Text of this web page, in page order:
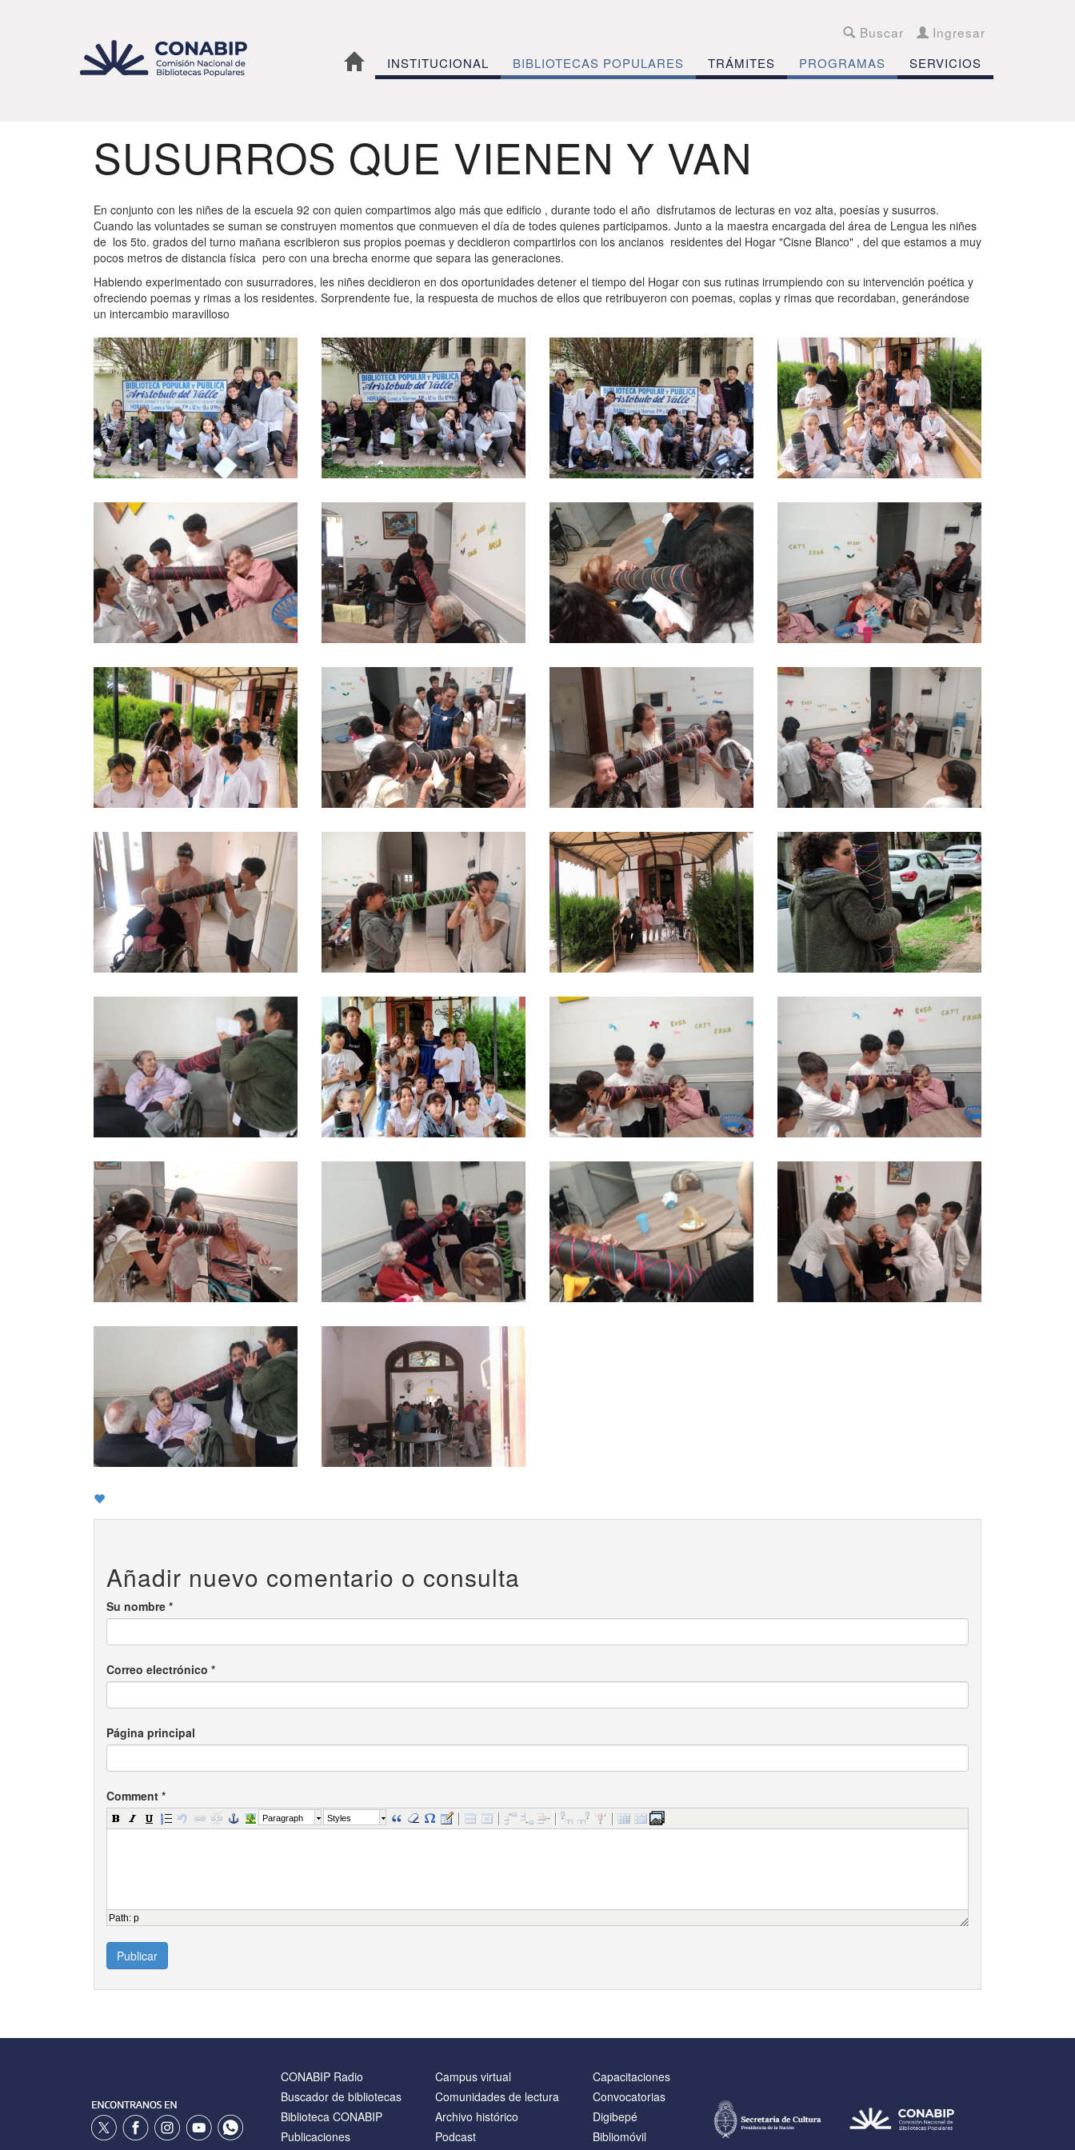
INSTITUCIONAL BIBLIOTECAS POPULARES TRÁMITES PROGRAMAS SERVICIOS
Buscar Ingresar
SUSURROS QUE VIENEN Y VAN
En conjunto con les niñes de la escuela 92 con quien compartimos algo más que edificio , durante todo el año disfrutamos de lecturas en voz alta, poesías y susurros.
Cuando las voluntades se suman se construyen momentos que conmueven el día de todes quienes participamos. Junto a la maestra encargada del área de Lengua les niñes
de los 5to. grados del turno mañana escribieron sus propios poemas y decidieron compartirlos con los ancianos residentes del Hogar "Cisne Blanco" , del que estamos a muy
pocos metros de distancia física pero con una brecha enorme que separa las generaciones.
Habiendo experimentado con susurradores, les niñes decidieron en dos oportunidades detener el tiempo del Hogar con sus rutinas irrumpiendo con su intervención poética y
ofreciendo poemas y rimas a los residentes. Sorprendente fue, la respuesta de muchos de ellos que retribuyeron con poemas, coplas y rimas que recordaban, generándose
un intercambio maravilloso
Añadir nuevo comentario o consulta
Su nombre *
Correo electrónico *
Página principal
Comment *
Paragraph Styles
Path: p
Publicar
CONABIP Radio
Buscador de bibliotecas
Biblioteca CONABIP
Publicaciones
Campus virtual
Comunidades de lectura
Archivo histórico
Podcast
Capacitaciones
Convocatorias
Digibepé
Bibliomóvil